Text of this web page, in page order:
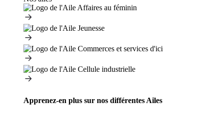
Apprenez-en plus sur nos différentes Ailes